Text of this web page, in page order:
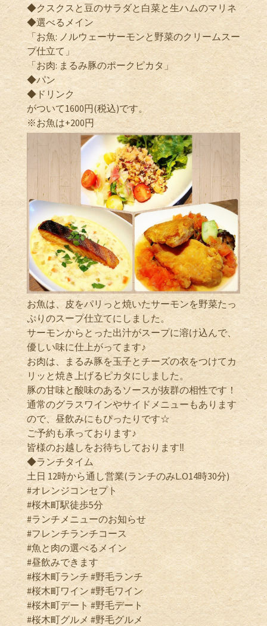
◆クスクスと豆のサラダと白菜と生ハムのマリネ
◆選べるメイン
「お魚: ノルウェーサーモンと野菜のクリームスー
プ仕立て」
「お肉: まるみ豚のポークピカタ」
◆パン
◆ドリンク
がついて1600円(税込)です。
※お魚は+200円
お魚は、皮をパリっと焼いたサーモンを野菜たっ
ぷりのスープ仕立てにしました。
サーモンからとった出汁がスープに溶け込んで、
優しい味に仕上がってます♪
お肉は、まるみ豚を玉子とチーズの衣をつけてカ
リッと焼き上げるピカタにしました。
豚の甘味と酸味のあるソースが抜群の相性です！
通常のグラスワインやサイドメニューもあります
ので、昼飲みにもぴったりです☆
ご予約も承っております♪
皆様のお越しをお待ちしております‼️
◆ランチタイム
土日 12時から通し営業(ランチのみL.O14時30分)
#オレンジコンセプト
#桜木町駅徒歩5分
#ランチメニューのお知らせ
#フレンチランチコース
#魚と肉の選べるメイン
#昼飲みできます
#桜木町ランチ #野毛ランチ
#桜木町ワイン #野毛ワイン
#桜木町デート #野毛デート
#桜木町グルメ #野毛グルメ